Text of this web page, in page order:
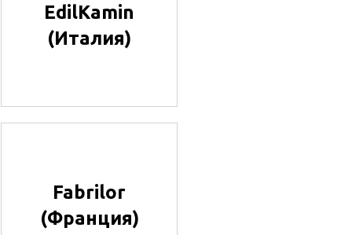
EdilKamin
(Италия)
Fabrilor
(Франция)